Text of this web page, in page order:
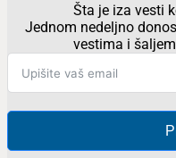
Šta je iza vesti
Jednom nedeljno
vestima i